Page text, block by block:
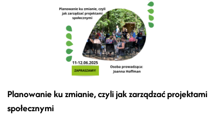
Planowanie ku zmianie, czyli jak zarządzać projektami
społecznymi